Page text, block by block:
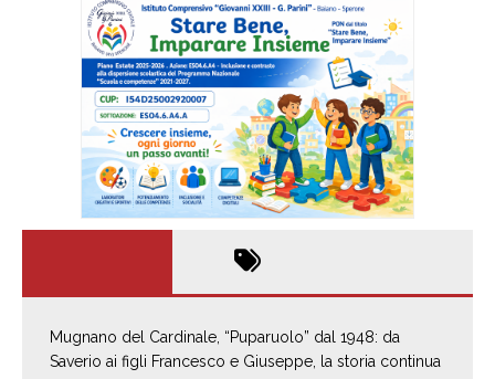
Mugnano del Cardinale, “Puparuolo” dal 1948: da
Saverio ai figli Francesco e Giuseppe, la storia continua